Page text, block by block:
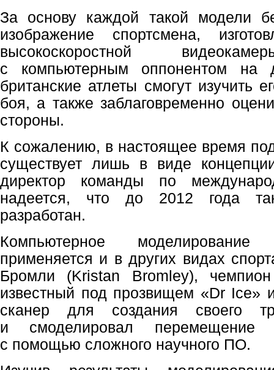
За основу каждой такой модели
изображение спортсмена,
высокоскоростной
с компьютерным оппонентом на
британские атлеты смогут изучить
боя, а также заблаговременно
стороны.
К сожалению, в настоящее время
существует лишь в виде
директор команды по
надеется, что до 2012 года
разработан.
Компьютерное
применяется и в других видах
Бромли (Kristan Bromley),
известный под прозвищем «Dr Ice»
сканер для создания своего
и смоделировал
с помощью сложного научного ПО.